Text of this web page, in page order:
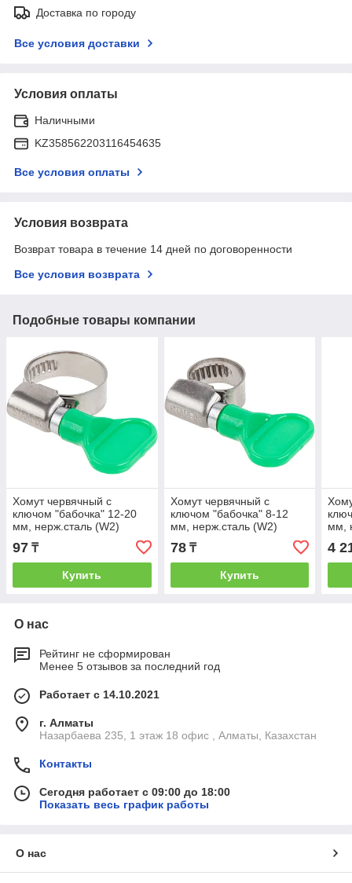
Доставка по городу
Все условия доставки
Условия оплаты
Наличными
KZ358562203116454635
Все условия оплаты
Условия возврата
Возврат товара в течение 14 дней по договоренности
Все условия возврата
Подобные товары компании
Хомут червячный с
ключом "бабочка" 12-20
мм, нерж.сталь (W2)
STARFIX
97 ₸
Купить
Хомут червячный с
ключом "бабочка" 8-12
мм, нерж.сталь (W2)
STARFIX
78₸
Купить
мм,
4
О нас
Рейтинг не сформирован
Менее 5 отзывов за последний год
Работает с 14.10.2021
г. Алматы
Назарбаева 235, 1 этаж 18 офис , Алматы, Казахстан
Контакты
Сегодня работает с 09:00 до 18:00
Показать весь график работы
О нас